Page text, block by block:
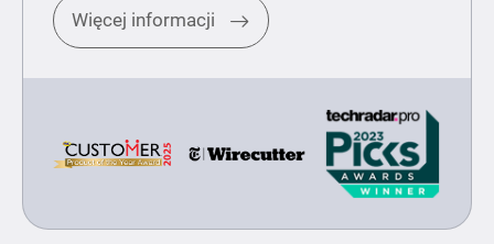
Więcej informacji